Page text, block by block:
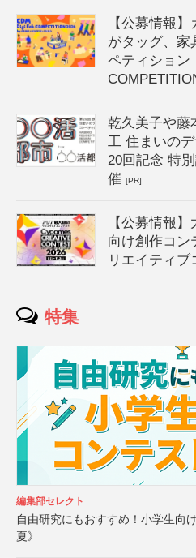
【公募情報
がタッグ、家
ペティション
乾久美子や藤
工 住まいの
20回記念 特
催[PR]
【公募情報
向け創作コン
リエイティブ
特集
編集部セレクト
自由研究にもおすすめ！小学生向
夏》